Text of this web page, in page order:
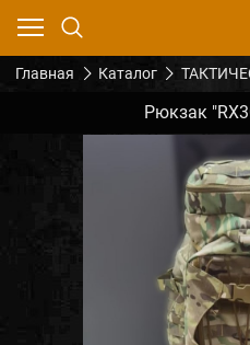
Главная Каталог
Рюкзак